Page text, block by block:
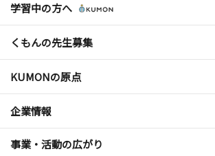
学習中の方へ
くもんの先生募集
KUMONの原点
企業情報
事業・活動の広がり